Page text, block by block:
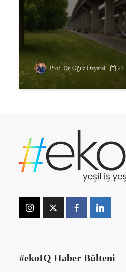
Prof. Dr. Oğuz Özyaral 27
#ekoIQ Haber Bülteni